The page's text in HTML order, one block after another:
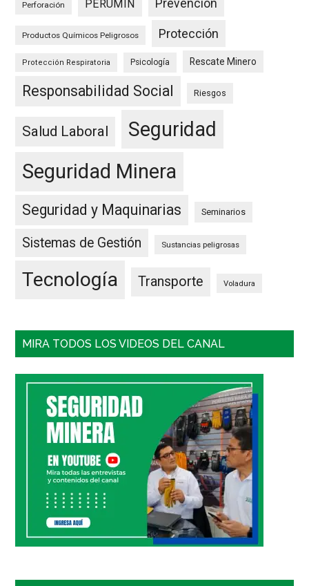
Perforación PERUMIN Prevención
Productos Químicos Peligrosos Protección
Protección Respiratoria Psicología Rescate Minero
Responsabilidad Social Riesgos
Salud Laboral
Seguridad
Seguridad Minera
Seguridad y Maquinarias Seminarios
Sistemas de Gestión Sustancias peligrosas
Tecnología Transporte Voladura
MIRA TODOS LOS VIDEOS DEL CANAL